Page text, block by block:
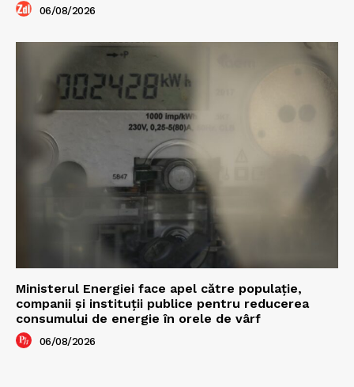
06/08/2026
Ministerul Energiei face apel către populație,
companii și instituții publice pentru reducerea
consumului de energie în orele de vârf
06/08/2026